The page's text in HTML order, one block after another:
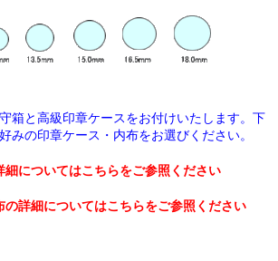
箱と高級印章ケースをお付けいたします。下
みの印章ケース・内布をお選びください。
細についてはこちらをご参照ください
の詳細についてはこちらをご参照ください